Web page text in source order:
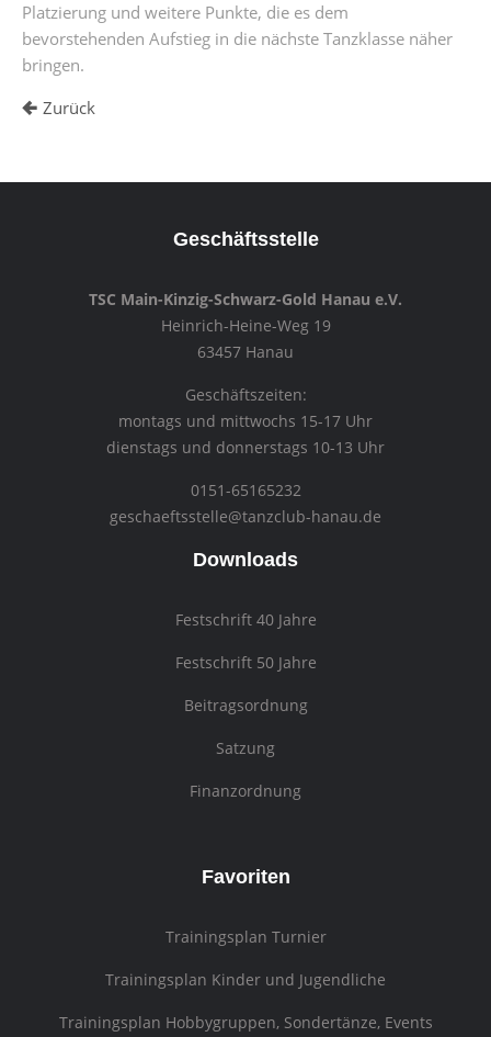
Platzierung und weitere Punkte, die es dem
bevorstehenden Aufstieg in die nächste Tanzklasse näher
bringen.
Zurück
Geschäftsstelle
TSC Main-Kinzig-Schwarz-Gold Hanau e.V.
Heinrich-Heine-Weg 19
63457 Hanau
Geschäftszeiten:
montags und mittwochs 15-17 Uhr
dienstags und donnerstags 10-13 Uhr
0151-65165232
geschaeftsstelle@tanzclub-hanau.de
Downloads
Festschrift 40 Jahre
Festschrift 50 Jahre
Beitragsordnung
Satzung
Finanzordnung
Favoriten
Trainingsplan Turnier
Trainingsplan Kinder und Jugendliche
Trainingsplan Hobbygruppen, Sondertänze, Events